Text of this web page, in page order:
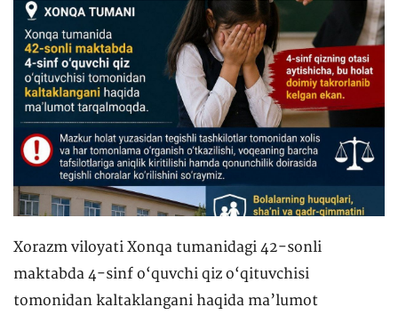
Xorazm viloyati Xonqa tumanidagi 42-sonli
maktabda 4-sinf o‘quvchi qiz o‘qituvchisi
tomonidan kaltaklangani haqida ma’lumot